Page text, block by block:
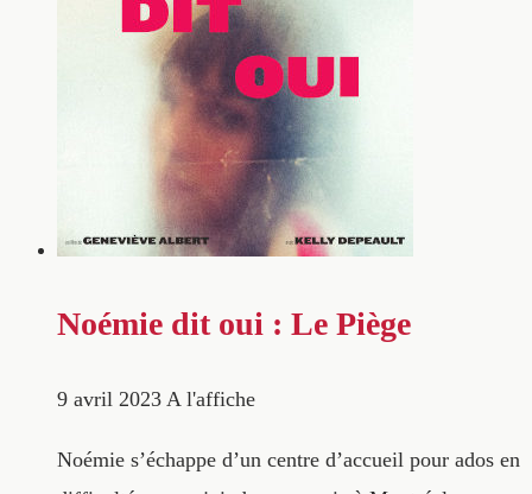
Noémie dit oui : Le Piège
9 avril 2023 A l'affiche
Noémie s’échappe d’un centre d’accueil pour ados en